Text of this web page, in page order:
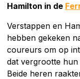
Hamilton in de
Verstappen en
hebben gekeken
coureurs om op
dat vergrootte hun
Beide heren